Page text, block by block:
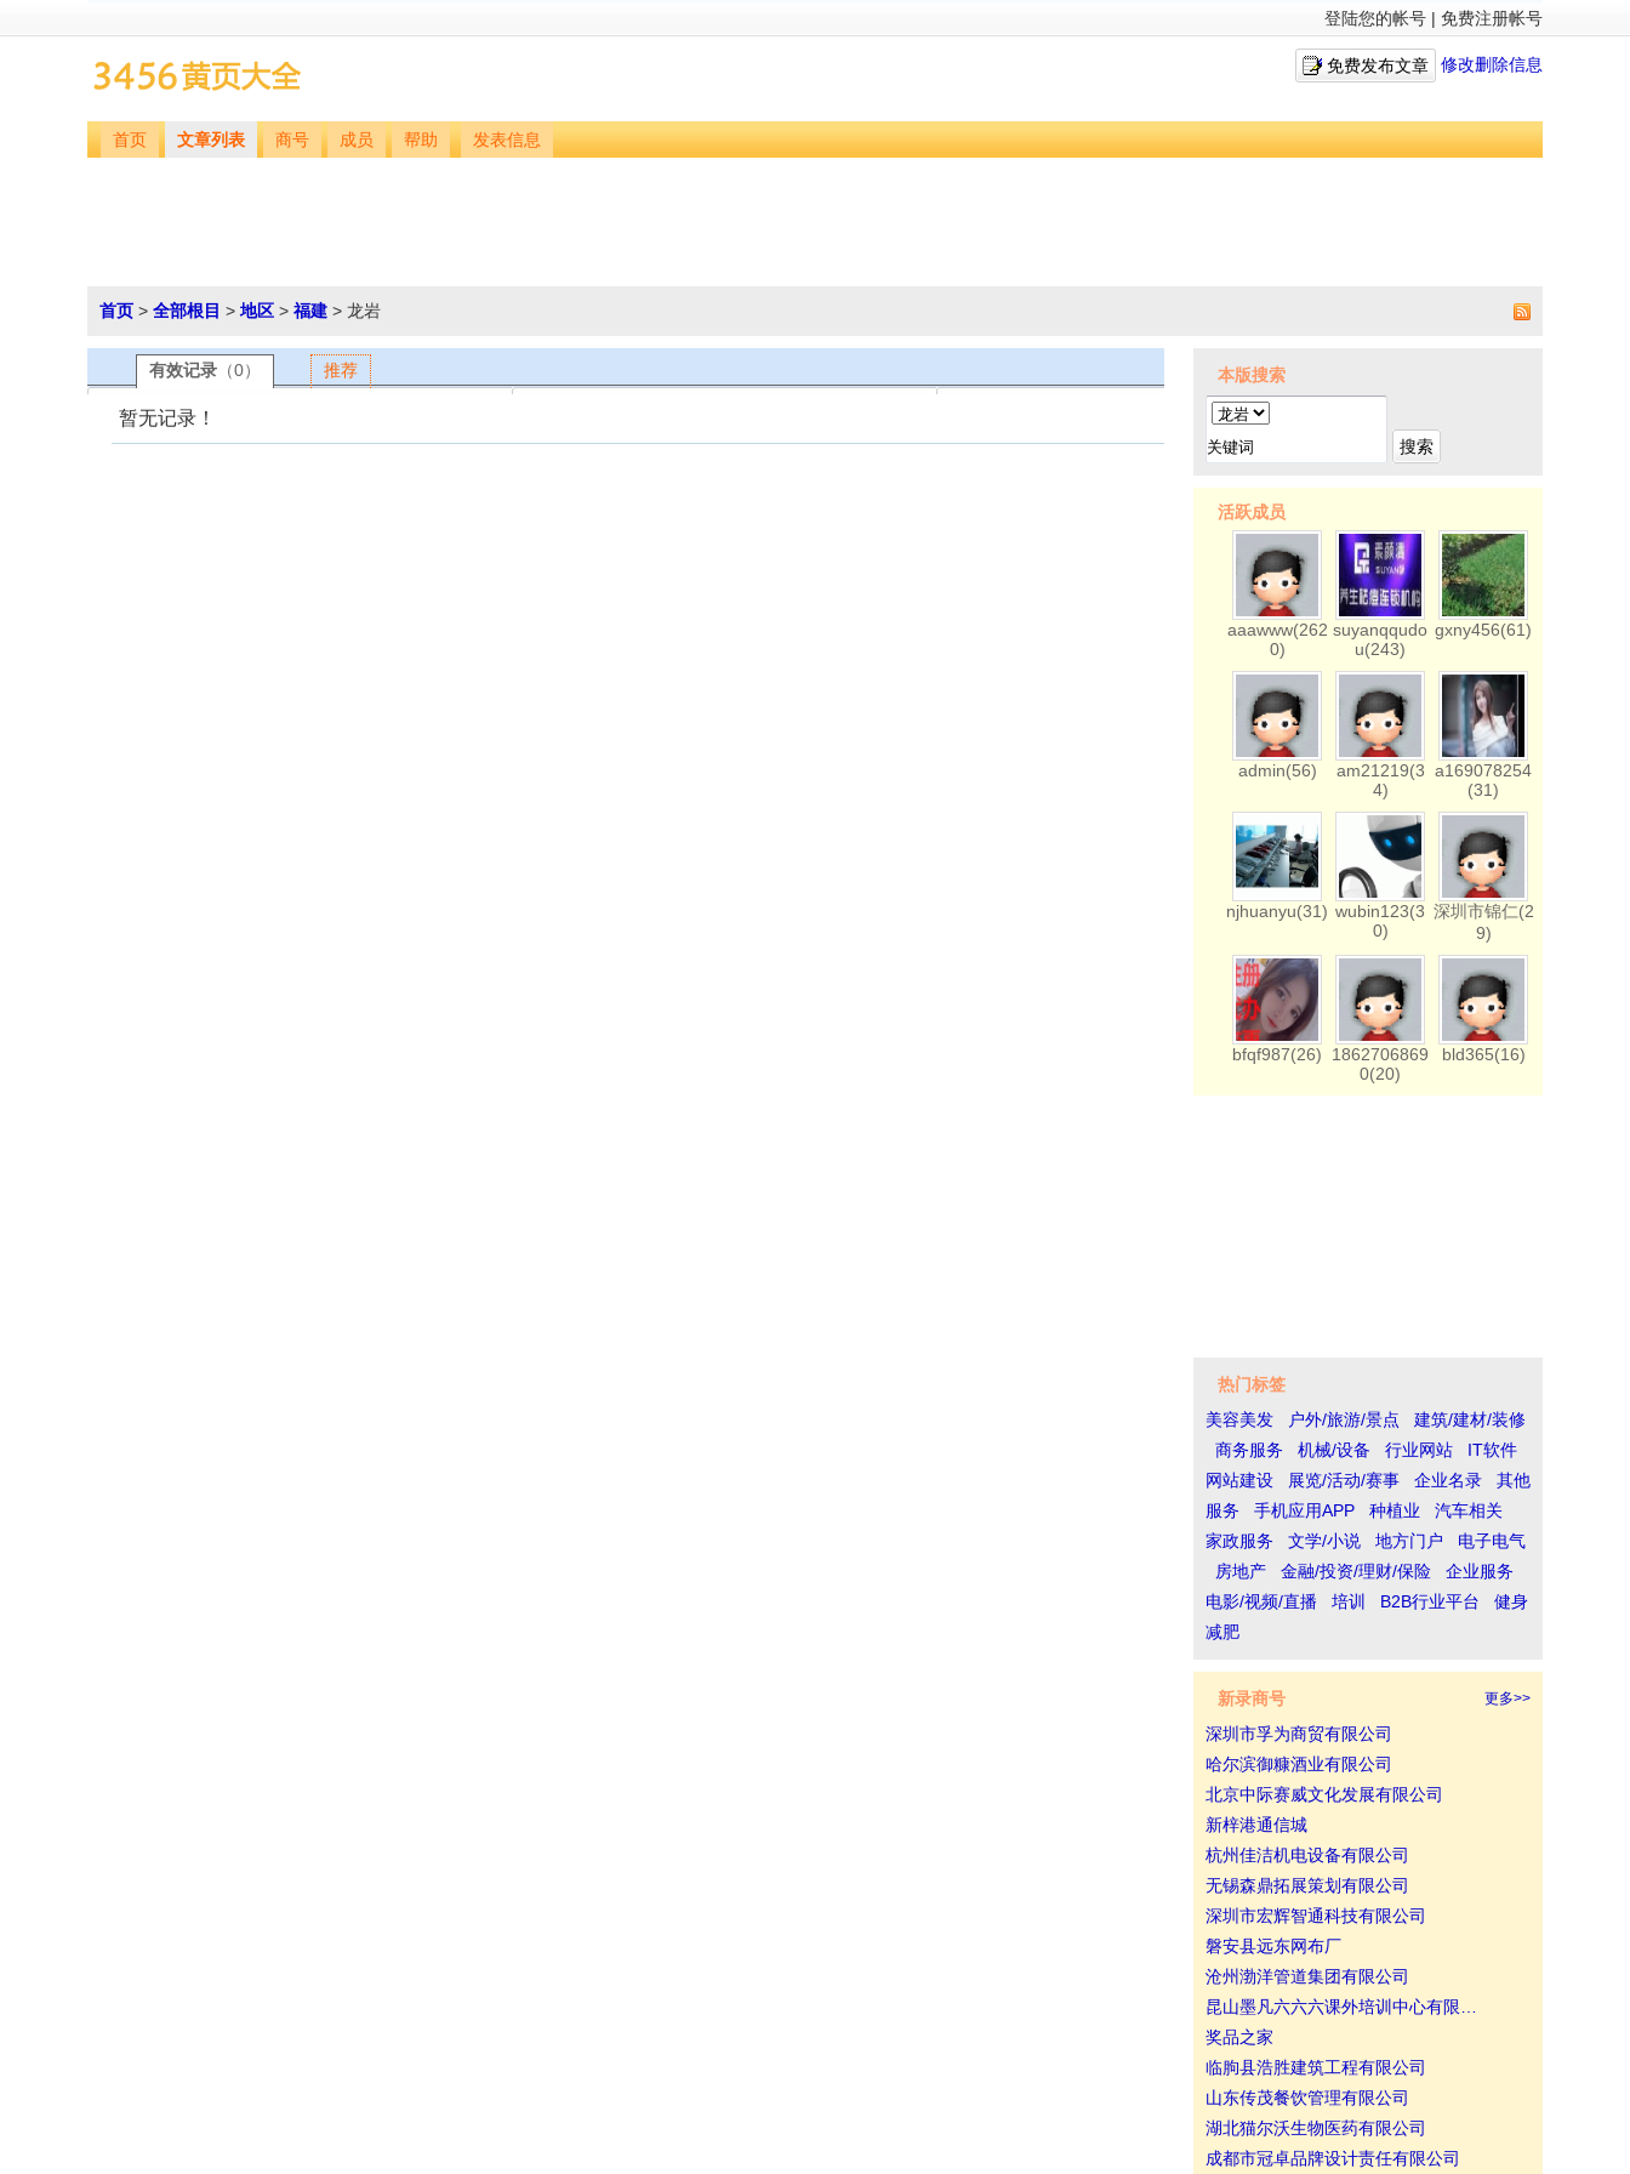
登陆您的帐号 | 免费注册帐号
免费发布文章 修改删除信息
首页 文章列表 商号 成员 帮助 发表信息
首页 > 全部根目 > 地区 > 福建 > 龙岩
有效记录 （0） 推荐
暂无记录！
本版搜索
搜索
活跃成员
aaawww(262
0)
suyanqqudo
u(243)
gxny456(61)
admin(56)
am21219(3
4)
a169078254
(31)
njhuanyu(31) wubin123(3
0)
深圳市锦仁(2
9)
bfqf987(26)
1862706869
0(20)
bld365(16)
热门标签
美容美发
户外/旅游/景点
建筑/建材/装修
商务服务
机械/设备 行业网站
IT软件
网站建设
展览/活动/赛事 企业名录
其他
服务
手机应用APP 种植业
汽车相关
家政服务
文学/小说 地方门户
电子电气
房地产
金融/投资/理财/保险
企业服务
电影/视频/直播
培训 B2B行业平台
健身
减肥
更多>>
新录商号
深圳市孚为商贸有限公司
哈尔滨御糠酒业有限公司
北京中际赛威文化发展有限公司
新梓港通信城
杭州佳洁机电设备有限公司
无锡森鼎拓展策划有限公司
深圳市宏辉智通科技有限公司
磐安县远东网布厂
沧州渤洋管道集团有限公司
昆山墨凡六六六课外培训中心有限…
奖品之家
临朐县浩胜建筑工程有限公司
山东传茂餐饮管理有限公司
湖北猫尔沃生物医药有限公司
成都市冠卓品牌设计责任有限公司